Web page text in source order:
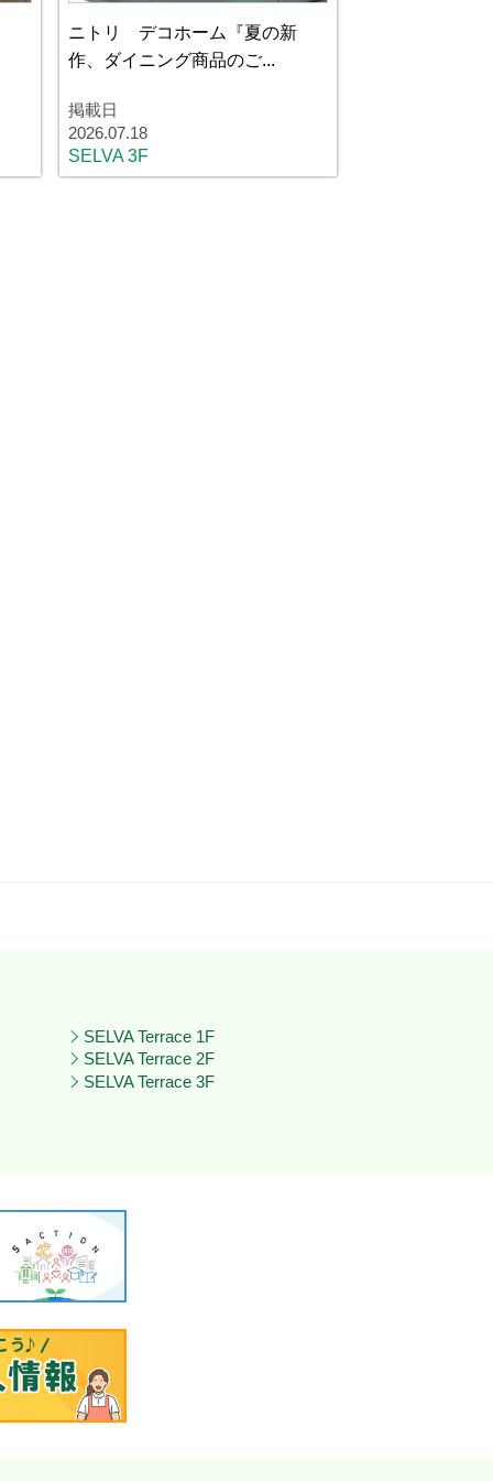
ニトリ デコホーム『夏の新
作、ダイニング商品のご...
掲載日
2026.07.18
SELVA 3F
SELVA Terrace 1F
SELVA Terrace 2F
SELVA Terrace 3F